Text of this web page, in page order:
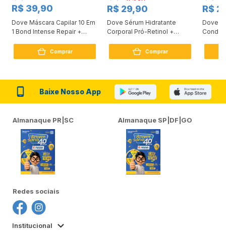
R$ 39,90
Dove Máscara Capilar 10 Em
1 Bond Intense Repair +
Comprar
R$ 29,90
Dove Sérum Hidratante
Corporal Pró-Retinol +
Comprar
R$
Dove
Baixe Nosso App
Almanaque PR|SC Almanaque SP|DF|GO
Redes sociais
Institucional